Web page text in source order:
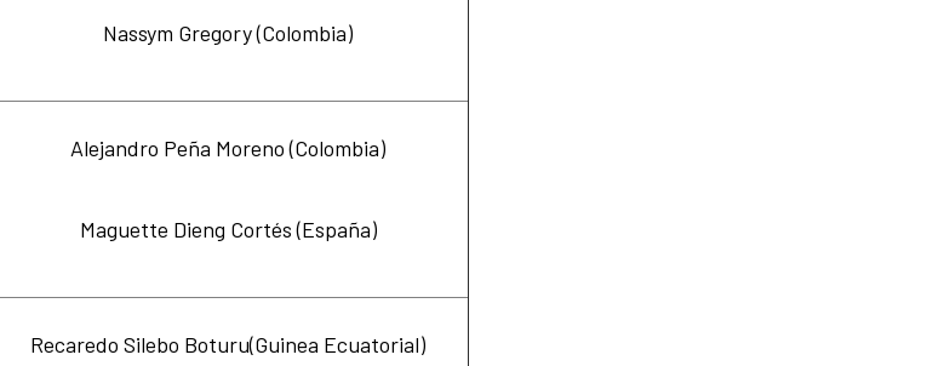
Nassym Gregory (Colombia)
Alejandro Peña Moreno (Colombia)
Maguette Dieng Cortés (España)
Recaredo Silebo Boturu(Guinea Ecuatorial)